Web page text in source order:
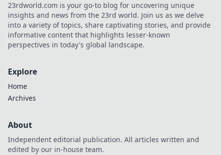
23rdworld.com is your go-to blog for uncovering unique
insights and news from the 23rd world. Join us as we delve
into a variety of topics, share captivating stories, and provide
informative content that highlights lesser-known
perspectives in today's global landscape.
Explore
Home
Archives
About
Independent editorial publication. All articles written and
edited by our in-house team.